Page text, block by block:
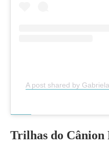
A post shared by
Trilhas do Cânion